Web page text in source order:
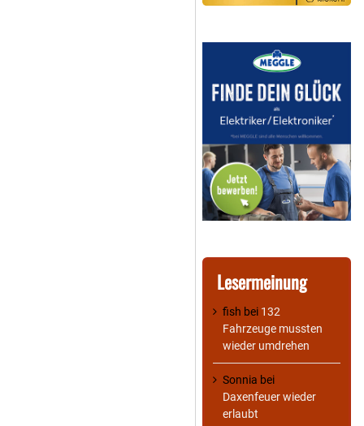
Lesermeinung
fish bei 132
Fahrzeuge mussten
wieder umdrehen
Sonnia bei
Daxenfeuer wieder
erlaubt